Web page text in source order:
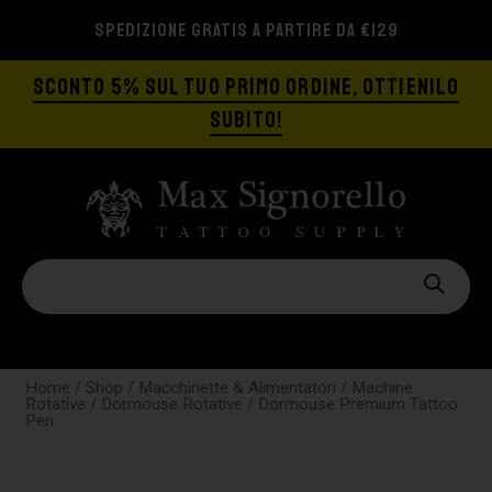
SPEDIZIONE GRATIS A PARTIRE DA €129
SCONTO 5% SUL TUO PRIMO ORDINE, OTTIENILO
SUBITO!
Home / Shop / Macchinette & Alimentatori / Machine
Rotative / Dormouse Rotative / Dormouse Premium Tattoo
Pen